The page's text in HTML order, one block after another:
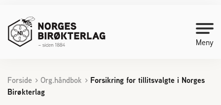
Meny
Kontakt oss
Forside Org.håndbok
Forsikring for tillitsvalgte i Norges
Birøkterlag